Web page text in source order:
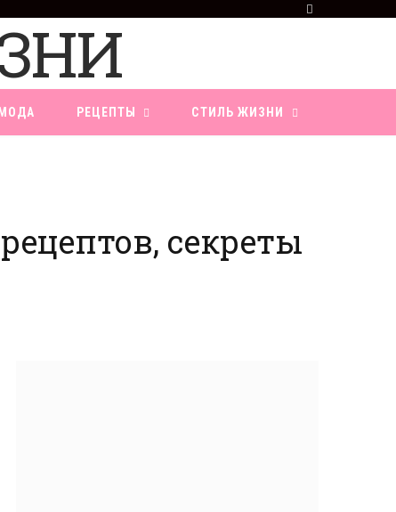
k
МОДА РЕЦЕПТЫ СТИЛЬ ЖИЗНИ
секреты